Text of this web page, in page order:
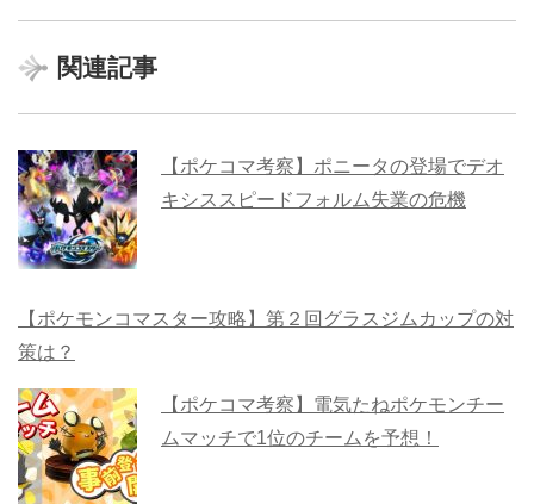
関連記事
【ポケコマ考察】ポニータの登場でデオ
キシススピードフォルム失業の危機
【ポケモンコマスター攻略】第２回グラスジムカップの対
策は？
【ポケコマ考察】電気たねポケモンチー
ムマッチで1位のチームを予想！